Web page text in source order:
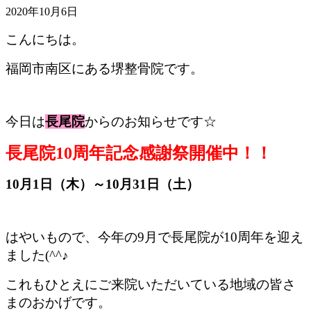
2020年10月6日
こんにちは。
福岡市南区にある堺整骨院です。
今日は長尾院からのお知らせです☆
長尾院10周年記念感謝祭開催中！！
10月1日（木）～10月31日（土）
はやいもので、今年の9月で長尾院が10周年を迎え
ました(^^♪
これもひとえにご来院いただいている地域の皆さ
まのおかげです。